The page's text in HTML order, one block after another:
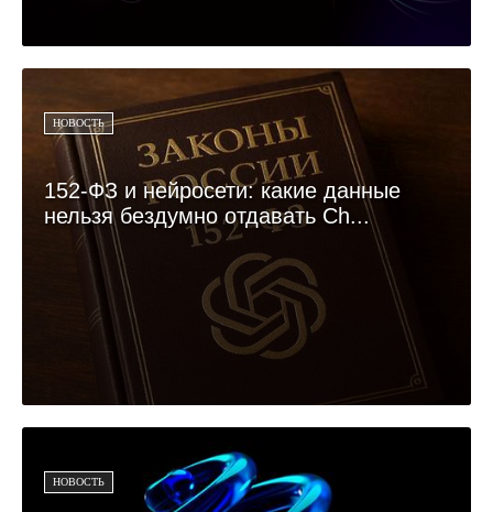
НОВОСТЬ
152-ФЗ и нейросети: какие данные
нельзя бездумно отдавать Ch...
НОВОСТЬ